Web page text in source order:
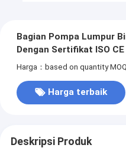
Bagian Pompa Lumpur
Dengan Sertifikat ISO
Harga：based on quantity
Harga terbaik
Deskripsi Produk